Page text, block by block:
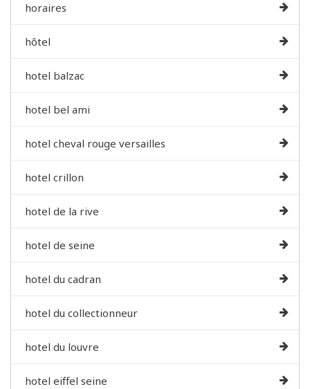
horaires
hôtel
hotel balzac
hotel bel ami
hotel cheval rouge versailles
hotel crillon
hotel de la rive
hotel de seine
hotel du cadran
hotel du collectionneur
hotel du louvre
hotel eiffel seine